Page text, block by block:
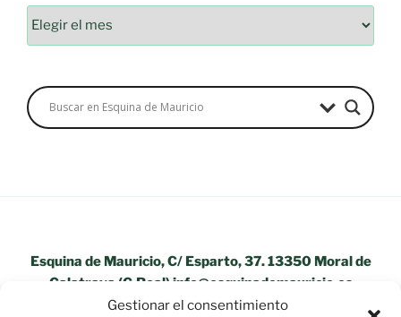
Gestionar el consentimiento
Esquina de Mauricio, C/ Esparto, 37. 13350 Moral de
Calatrava (C.Real) info@esquinademauricio.es